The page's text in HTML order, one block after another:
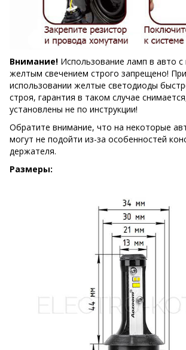
Внимание! Использование ламп в авто
желтым свечением строго запрещено!
использовании желтые светодиоды
строя, гарантия в таком случае
установлены не по инструкции!
Обратите внимание, что на некоторые
могут не подойти из-за особенностей
держателя.
Размеры: